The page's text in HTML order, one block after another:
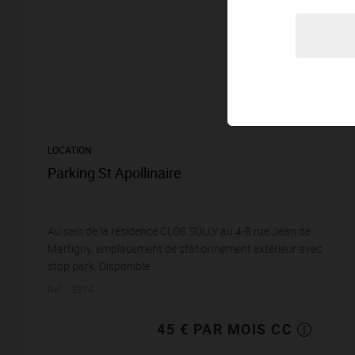
LOCATION
Parking St Apollinaire
Au sein de la résidence CLOS SULLY au 4-8 rue Jean de
Martigny, emplacement de stationnement extérieur avec
stop park. Disponible.
45 € PAR MOIS CC